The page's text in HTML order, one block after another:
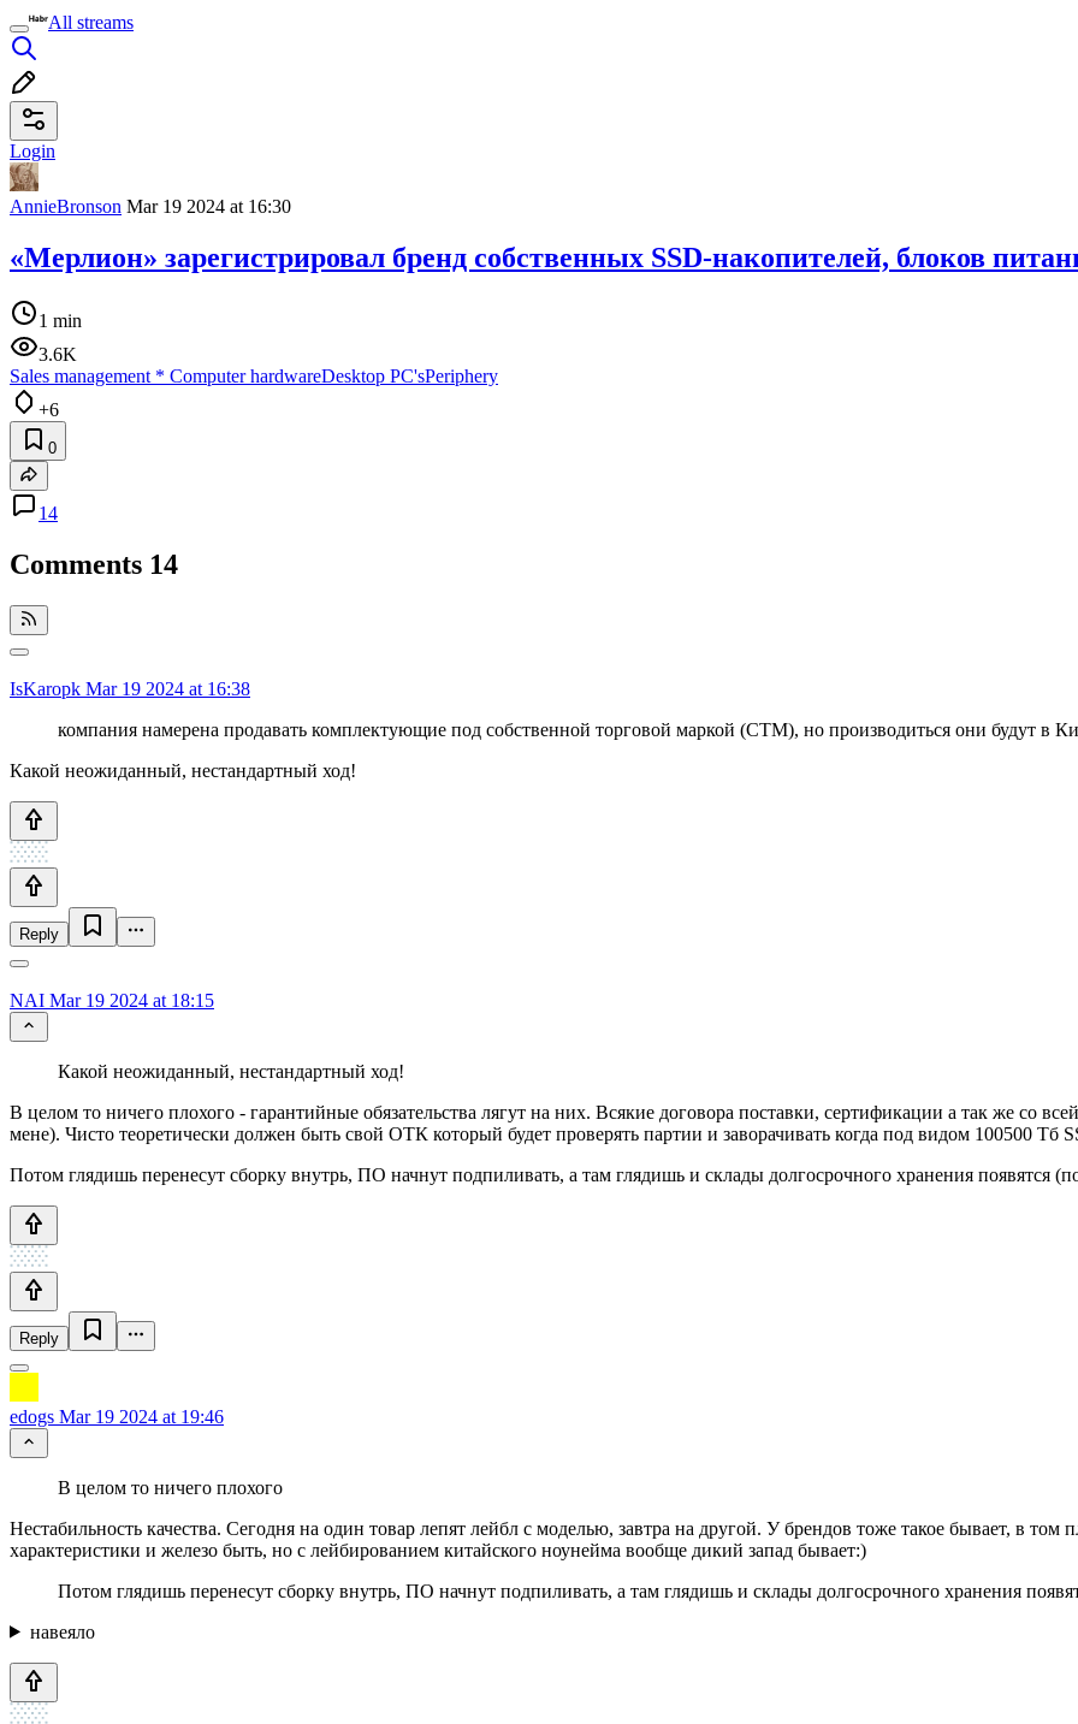
All streams
Login
AnnieBronson Mar 19 2024 at 16:30
«Мерлион» зарегистрировал бренд собственных SSD-накопителей, блоков
1 min
3.6K
Sales management * Computer hardwareDesktop PC'sPeriphery
+6
0
14
Comments 14
IsKaropk Mar 19 2024 at 16:38
компания намерена продавать комплектующие под собственной торговой маркой (СТМ), но производиться они будут в
Какой неожиданный, нестандартный ход!
Reply
NAI Mar 19 2024 at 18:15
Какой неожиданный, нестандартный ход!
В целом то ничего плохого - гарантийные обязательства лягут на них. Всякие договора поставки, сертификации а так же со
мене). Чисто теоретически должен быть свой ОТК который будет проверять партии и заворачивать когда под видом 100500 Тб
Потом глядишь перенесут сборку внутрь, ПО начнут подпиливать, а там глядишь и склады долгосрочного хранения появятся
Reply
edogs Mar 19 2024 at 19:46
В целом то ничего плохого
Нестабильность качества. Сегодня на один товар лепят лейбл с моделью, завтра на другой. У брендов тоже такое бывает, в
характеристики и железо быть, но с лейбированием китайского ноунейма вообще дикий запад бывает:)
Потом глядишь перенесут сборку внутрь, ПО начнут подпиливать, а там глядишь и склады долгосрочного хранения
навеяло